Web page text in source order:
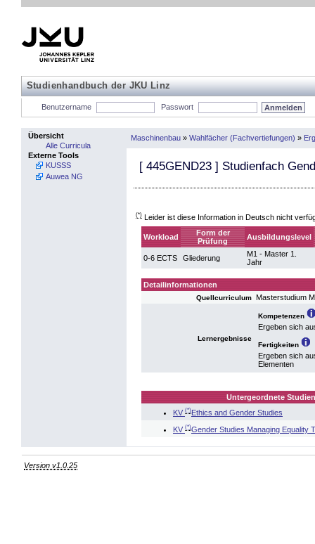
Studienhandbuch der JKU Linz
Benutzername Passwort
Übersicht
Alle Curricula
Externe Tools
KUSSS
Auwea NG
Maschinenbau » Wahlfächer (Fachvertiefungen) »
[ 445GEND23 ] Studienfach
(*) Leider ist diese Information in Deutsch nicht
Workload
Form der
Prüfung
Ausbildungslevel
0-6 ECTS Gliederung
M1 - Master 1.
Jahr
Detailinformationen
Quellcurriculum Masterstudium
Lernergebnisse
Kompetenzen
Ergeben sich
Fertigkeiten
Ergeben sich
Elementen
Untergeordnete
KV (*)Ethics and Gender Studies
KV (*)Gender Studies Managing Equality
Version v1.0.25